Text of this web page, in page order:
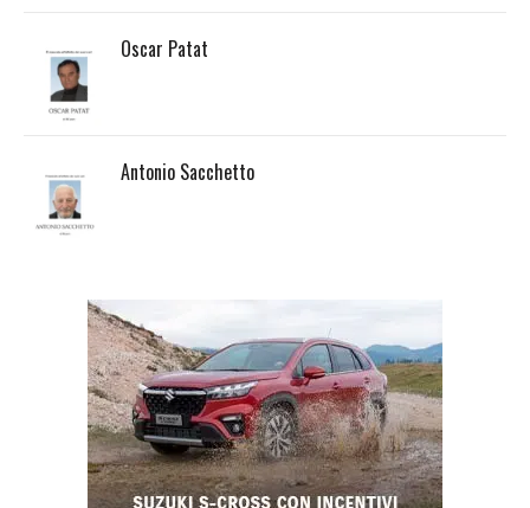
Oscar Patat
Antonio Sacchetto